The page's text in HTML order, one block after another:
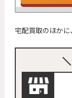
宅配買取のほかに